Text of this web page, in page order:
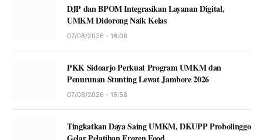
DJP dan BPOM Integrasikan Layanan Digital,
UMKM Didorong Naik Kelas
07/08/2026 - 16:08
PKK Sidoarjo Perkuat Program UMKM dan
Penurunan Stunting Lewat Jambore 2026
07/08/2026 - 15:58
Tingkatkan Daya Saing UMKM, DKUPP Probolinggo